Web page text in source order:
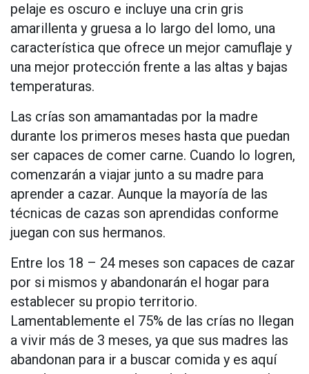
pelaje es oscuro e incluye una crin gris
amarillenta y gruesa a lo largo del lomo, una
característica que ofrece un mejor camuflaje y
una mejor protección frente a las altas y bajas
temperaturas.
Las crías son amamantadas por la madre
durante los primeros meses hasta que puedan
ser capaces de comer carne. Cuando lo logren,
comenzarán a viajar junto a su madre para
aprender a cazar. Aunque la mayoría de las
técnicas de cazas son aprendidas conforme
juegan con sus hermanos.
Entre los 18 – 24 meses son capaces de cazar
por si mismos y abandonarán el hogar para
establecer su propio territorio.
Lamentablemente el 75% de las crías no llegan
a vivir más de 3 meses, ya que sus madres las
abandonan para ir a buscar comida y es aquí